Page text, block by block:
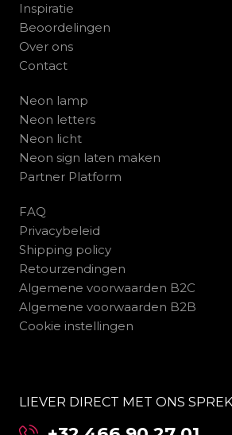
Inspiratie
Beoordelingen
Over ons
Contact
Neon lamp
Neon letters
Neon licht
Neon sign laten maken
Partner Platform
FAQ
Privacybeleid
Shipping policy
Retourzendingen
Algemene voorwaarden B2C
Algemene voorwaarden B2B
Cookie instellingen
LIEVER DIRECT MET ONS